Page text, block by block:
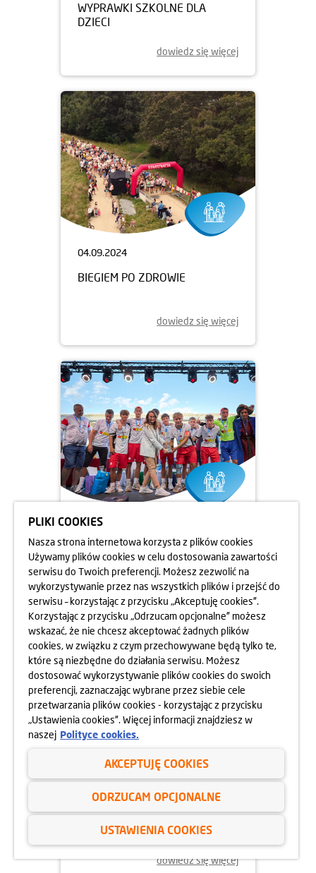
WYPRAWKI SZKOLNE DLA
DZIECI
dowiedz się więcej
04.09.2024
BIEGIEM PO ZDROWIE
dowiedz się więcej
12.08.2024
MISTRZOSTWA ŚWIATA DZIECI
Z DOMÓW DZIECKA
dowiedz się więcej
15.07.2024
FIRMOWY SPŁYW KAJAKOWY ZE
SPRZĄTANIEM RZEKI
dowiedz się więcej
PLIKI COOKIES
Nasza strona internetowa korzysta z plików cookies
Używamy plików cookies w celu dostosowania zawartości
serwisu do Twoich preferencji. Możesz zezwolić na
wykorzystywanie przez nas wszystkich plików i przejść do
serwisu – korzystając z przycisku „Akceptuję cookies”.
Korzystając z przycisku „Odrzucam opcjonalne” możesz
wskazać, że nie chcesz akceptować żadnych plików
cookies, w związku z czym przechowywane będą tylko te,
które są niezbędne do działania serwisu. Możesz
dostosować wykorzystywanie plików cookies do swoich
preferencji, zaznaczając wybrane przez siebie cele
przetwarzania plików cookies - korzystając z przycisku
„Ustawienia cookies”. Więcej informacji znajdziesz w
naszej Polityce cookies.
AKCEPTUJĘ COOKIES
ODRZUCAM OPCJONALNE
USTAWIENIA COOKIES